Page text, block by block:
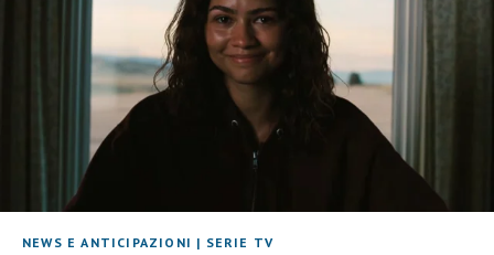
NEWS E ANTICIPAZIONI | SERIE TV